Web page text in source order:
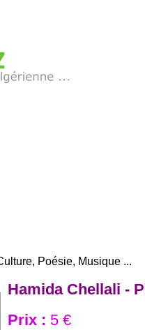
Poésie, Musique ...
Hamida Chellali -
Prix : 5 €